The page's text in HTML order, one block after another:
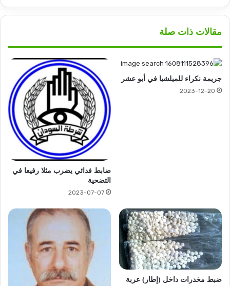
مقالات ذات صلة
جريمة نكراء للميلشيا في أبو عشر
2023-12-20
ضابط فدائي يضرب مثلا رفيعا في
التضحية
2023-07-07
ضبط مخدرات داخل (إطار) عربة